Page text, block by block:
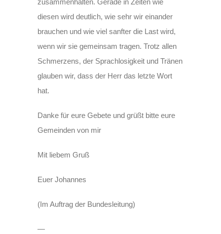
zusammenhalten. Gerade in Zeiten wie
diesen wird deutlich, wie sehr wir einander
brauchen und wie viel sanfter die Last wird,
wenn wir sie gemeinsam tragen. Trotz allen
Schmerzens, der Sprachlosigkeit und Tränen
glauben wir, dass der Herr das letzte Wort
hat.
Danke für eure Gebete und grüßt bitte eure
Gemeinden von mir
Mit liebem Gruß
Euer Johannes
(Im Auftrag der Bundesleitung)
—